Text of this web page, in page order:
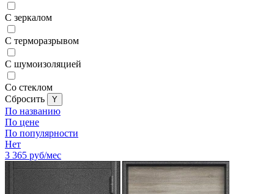
С зеркалом
С терморазрывом
С шумоизоляцией
Со стеклом
Cбросить
По названию
По цене
По популярности
Нет
3 365 руб/мес